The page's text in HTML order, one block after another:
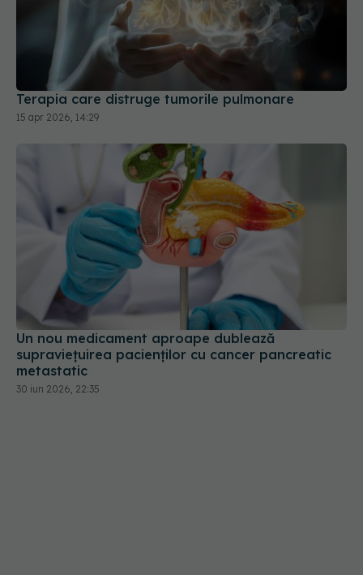
Terapia care distruge tumorile pulmonare
15 apr 2026, 14:29
Un nou medicament aproape dublează
supraviețuirea pacienților cu cancer pancreatic
metastatic
30 iun 2026, 22:35